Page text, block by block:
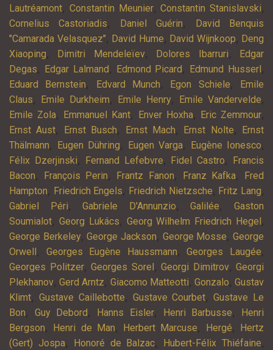
Lautréamont, Constantin Meunier,Constantin Stanislavski,
Cornelius Castoriadis, Daniel Guérin,
David Benquis
"Camarada Velasquez", David Hume, David Wijnkoop, Deng
Xiaoping, Dimitri Mendeleïev, Dolores Ibarruri,
Edgar
Degas, Edgar Lalmand , Edmond Picard , Edmund Husserl ,
Eduard Bernstein, Edvard Munch, Egon Schiele,
Emile
Claus, Emile Durkheim, Emile Henry, Emile Vandervelde,
Emile Zola, Emmanuel Kant, Enver Hoxha, Eric Zemmour,
Ernst Aust, Ernst Busch, Ernst Mach, Ernst Nolte,
Ernst
Thälmann, Eugen Dühring, Eugen Varga, Eugène Ionesco,
Félix Dzerjinski, Fernand Lefebvre, Fidel Castro,
Francis
Bacon, François Perin, Frantz Fanon, Franz Kafka,
Fred
Hampton, Friedrich Engels, Friedrich Nietzsche, Fritz Lang,
Gabriel Péri,Gabriele D'Annunzio,Galilée,Gaston
Soumialot, Georg Lukács, Georg Wilhelm Friedrich Hegel ,
George Berkeley,George Jackson, George Mosse,George
Orwell , Georges Eugène Haussmann,Georges Laugée,
Georges Politzer, Georges Sorel , Georgi Dimitrov, Georgi
Plekhanov,Gerd Arntz, Giacomo Matteotti, Gonzalo,Gustav
Klimt, Gustave Caillebotte, Gustave Courbet,Gustave Le
Bon, Guy Debord , Hanns Eisler, Henri Barbusse,
Henri
Bergson, Henri de Man, Herbert Marcuse, Hergé,
Hertz
(Gert) Jospa, Honoré de Balzac, Hubert-Félix Thiéfaine,